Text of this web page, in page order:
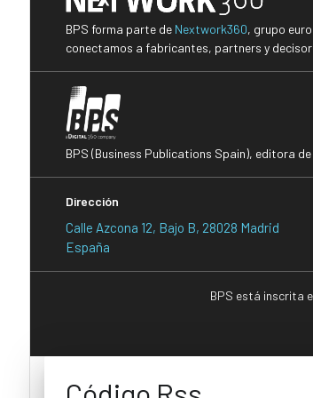
BPS forma parte de Nextwork360, grupo
conectamos a fabricantes, partners y
BPS (Business Publications Spain), editora
Dirección
Calle Azcona 12, Bajo B, 28028 Madrid
España
BPS está inscrita